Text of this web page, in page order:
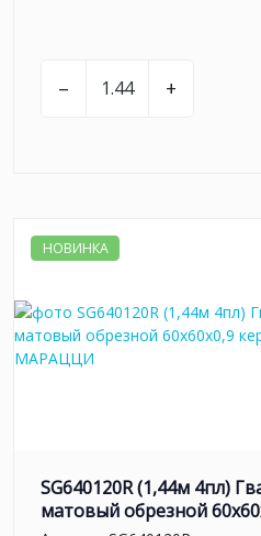
– +
НОВИНКА
SG640120R (1,44м 4пл)
матовый обрезной